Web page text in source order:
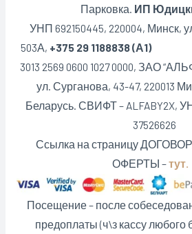
Парковка. ИП
УНП 692150445, 220004, Минск,
503А, +375 29 1188838 (А1)р\с
3013 2569 0600 1027 0000,
ул. Сурганова, 43-47, 220013
Беларусь. СВИФТ – ALFABY2X,
37526626
Ссылка на страницу
ОФЕРТЫ –тут.
Посещение – после
предоплаты (ч\з кассу любого